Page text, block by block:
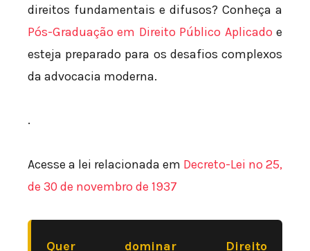
direitos fundamentais e difusos? Conheça a
Pós-Graduação em Direito Público Aplicado e
esteja preparado para os desafios complexos
da advocacia moderna.
.
Acesse a lei relacionada em Decreto-Lei nº 25,
de 30 de novembro de 1937
Quer dominar Direito